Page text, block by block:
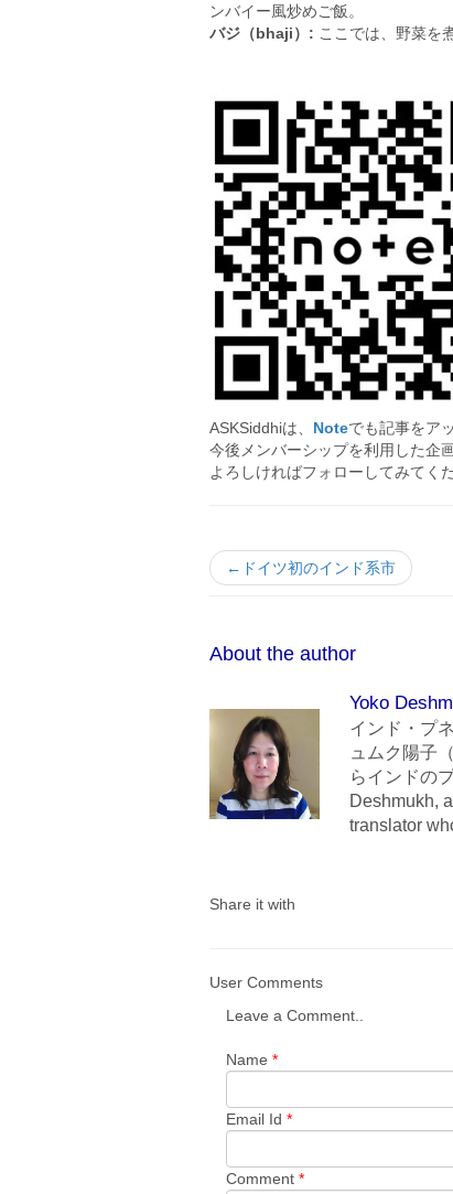
ンバイー風炒めご飯。
バジ（bhaji）: ここでは、野菜を
ASKSiddhiは、 Noteでも記事をア
今後メンバーシップを利用した企
よろしければフォローしてみてくだ
←ドイツ初のインド系市
About the author
Yoko
インド・プ
ュムク陽子
らインドの
Deshmukh,
translator
Share it with
User Comments
Leave a Comment..
Name *
Email Id *
Comment *